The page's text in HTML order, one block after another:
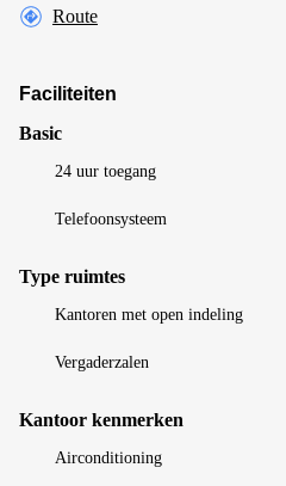
Route
Faciliteiten
Basic
24 uur toegang
Telefoonsysteem
Type ruimtes
Kantoren met open indeling
Vergaderzalen
Kantoor kenmerken
Airconditioning